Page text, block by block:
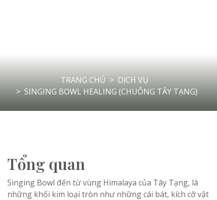
TRANG CHỦ
DỊCH VỤ
SINGING BOWL HEALING (CHUÔNG TÂY TẠNG)
Tổng quan
Singing Bowl đến từ vùng Himalaya của Tây Tạng, là
những khối kim loại tròn như những cái bát, kích cỡ vật